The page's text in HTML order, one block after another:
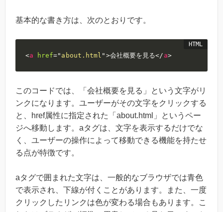
基本的な書き方は、次のとおりです。
<a href=" about.html " >会社概要を見る</ a>
このコードでは、「会社概要を見る」という文字がリ
ンクになります。ユーザーがその文字をクリックする
と、href属性に指定された「about.html」というペー
ジへ移動します。aタグは、文字を表示するだけでな
く、ユーザーの操作によって移動できる機能を持たせ
る点が特徴です。
aタグで囲まれた文字は、一般的なブラウザでは青色
で表示され、下線が付くことがあります。また、一度
クリックしたリンクは色が変わる場合もあります。こ